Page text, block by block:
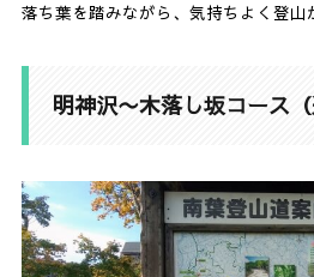
落ち葉を踏みながら、気持ちよく登山
明神沢〜木落し坂コース（